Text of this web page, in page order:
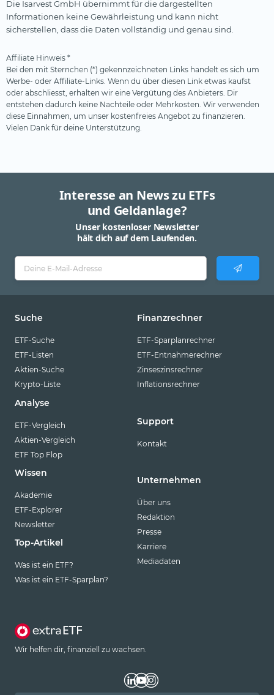
Die Isarvest GmbH übernimmt für die dargestellten
Informationen keine Gewährleistung und kann nicht
sicherstellen, dass die Daten vollständig und genau sind.
Affiliate Hinweis *
Bei den mit Sternchen (*) gekennzeichneten Links handelt es sich um
Werbe- oder Affiliate-Links. Wenn du über diesen Link etwas kaufst
oder abschliesst, erhalten wir eine Vergütung des Anbieters. Dir
entstehen dadurch keine Nachteile oder Mehrkosten. Wir verwenden
diese Einnahmen, um unser kostenfreies Angebot zu finanzieren.
Vielen Dank für deine Unterstützung.
Interesse an News zu ETFs
und Geldanlage?
Unser kostenloser Newsletter
hält dich auf dem Laufenden.
Suche
ETF-Suche
ETF-Listen
Aktien-Suche
Krypto-Liste
Analyse
ETF-Vergleich
Aktien-Vergleich
ETF Top Flop
Wissen
Akademie
ETF-Explorer
Newsletter
Top-Artikel
Was ist ein ETF?
Was ist ein ETF-Sparplan?
Finanzrechner
ETF-Sparplanrechner
ETF-Entnahmerechner
Zinseszinsrechner
Inflationsrechner
Support
Kontakt
Unternehmen
Über uns
Redaktion
Presse
Karriere
Mediadaten
Wir helfen dir, finanziell zu wachsen.